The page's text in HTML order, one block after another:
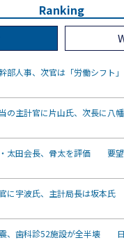
Ranking
部人事、次官は「労働シフト
の主計官に片山氏、次長に
太田会長、骨太を評価 要望
に宇波氏、主計局長は坂本
、歯科診52施設が全半壊 日